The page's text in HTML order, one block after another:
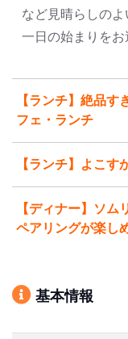
など見晴らしの
一日の始まりをお
【ランチ】絶品す
フェ・ランチ
【ランチ】よこす
【ディナー】ソ
ペアリングが楽し
基本情報